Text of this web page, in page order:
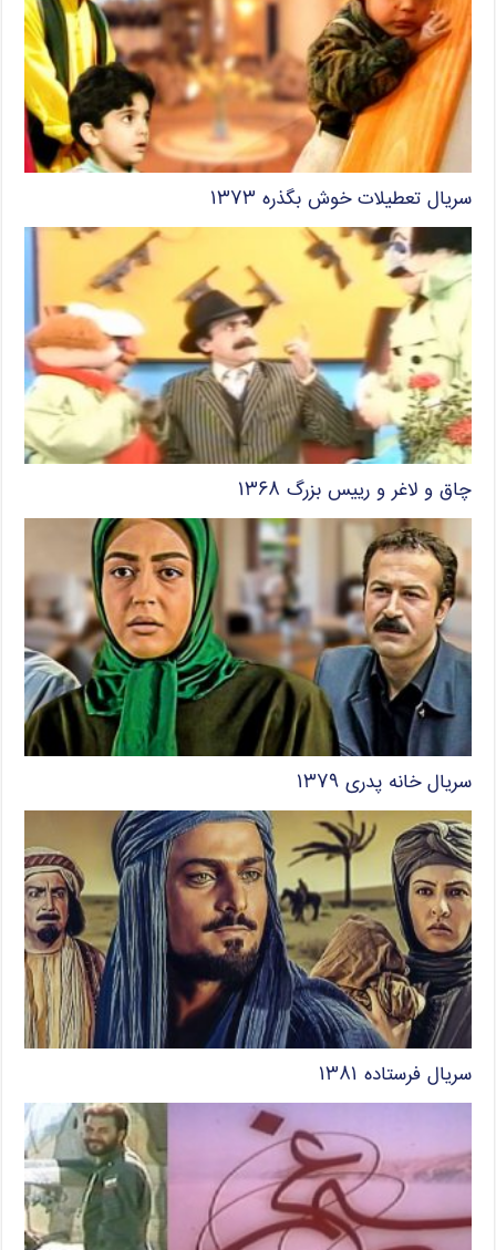
سریال تعطیلات خوش بگذره ۱۳۷۳
چاق و لاغر و رییس بزرگ ۱۳۶۸
سریال خانه پدری ۱۳۷۹
سریال فرستاده ۱۳۸۱